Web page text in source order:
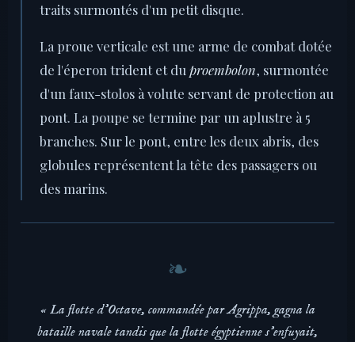
traits surmontés d'un petit disque.
La proue verticale est une arme de combat dotée
de l'éperon trident et du proembolon, surmontée
d'un faux-stolos à volute servant de protection au
pont. La poupe se termine par un aplustre à 5
branches. Sur le pont, entre les deux abris, des
globules représentent la tête des passagers ou
des marins.
« La flotte d'Octave, commandée par Agrippa, gagna la
bataille navale tandis que la flotte égyptienne s'enfuyait,